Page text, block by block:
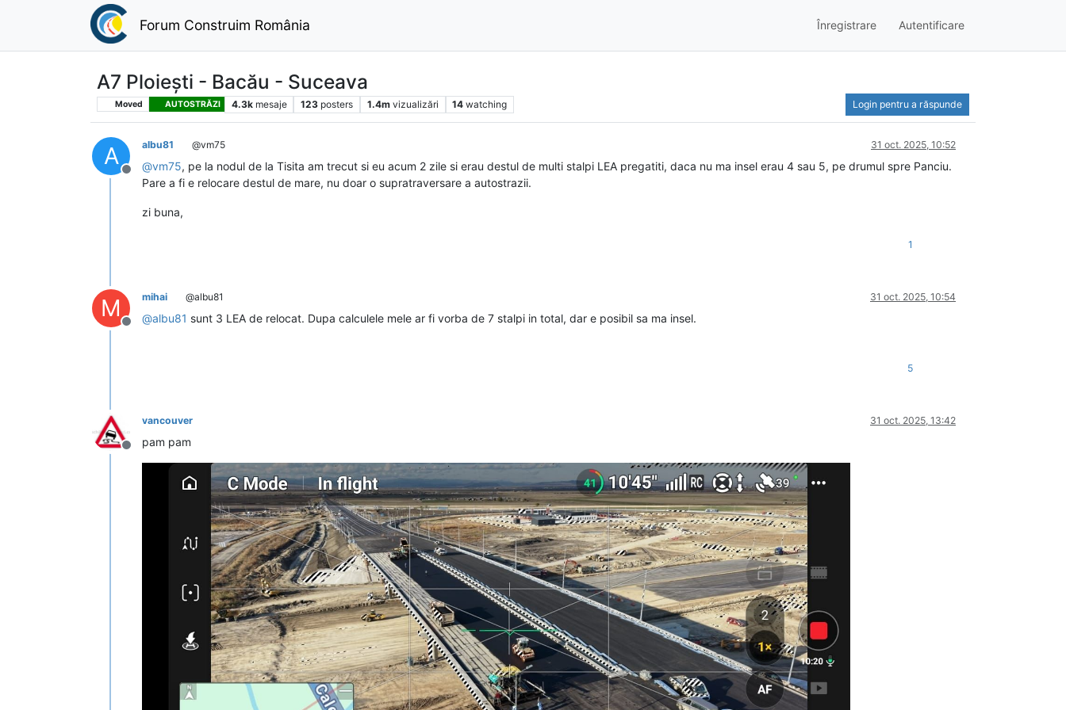
Forum Construim România Înregistrare Autentificare
A7 Ploiești - Bacău - Suceava
Moved AUTOSTRĂZI 4.3k mesaje 123 posters 1.4m vizualizări 14 watching Login pentru a răspunde
A
Deconectat
albu81 @vm75 31 oct. 2025, 10:52
@vm75, pe la nodul de la Tisita am trecut si eu acum 2 zile si erau destul de multi stalpi LEA pregatiti, daca nu ma insel erau 4 sau 5, pe drumul spre Panciu.
Pare a fi e relocare destul de mare, nu doar o supratraversare a autostrazii.
zi buna,
1
M
Deconectat
mihai @albu81 31 oct. 2025, 10:54
@albu81 sunt 3 LEA de relocat. Dupa calculele mele ar fi vorba de 7 stalpi in total, dar e posibil sa ma insel.
5
Deconectat
vancouver 31 oct. 2025, 13:42
pam pam